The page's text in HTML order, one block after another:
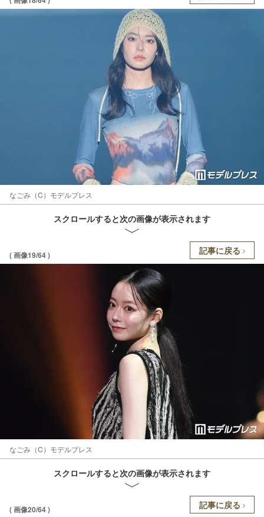
なごみ（C）モデルプレス
スクロールすると次の画像が表示されます
( 画像19/64 ) 記事に戻る
なごみ（C）モデルプレス
スクロールすると次の画像が表示されます
( 画像20/64 ) 記事に戻る